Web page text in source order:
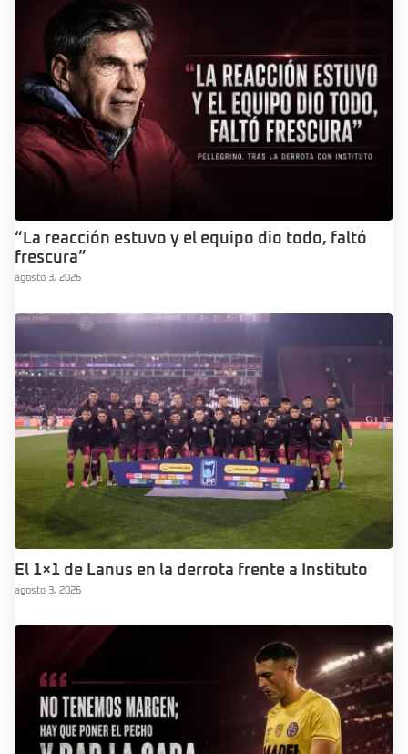
“La reacción estuvo y el equipo dio todo, faltó
frescura”
agosto 3, 2026
El 1×1 de Lanus en la derrota frente a Instituto
agosto 3, 2026